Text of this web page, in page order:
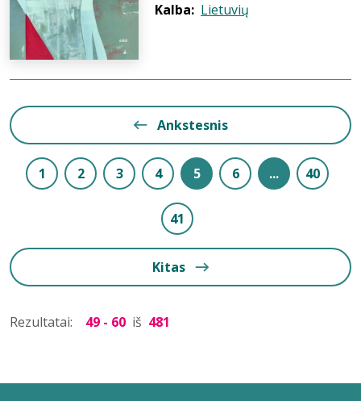
Kalba: Lietuvių
Ankstesnis
1 2 3 4 5 6 ... 40
41
Kitas
Rezultatai: 49 - 60 iš 481